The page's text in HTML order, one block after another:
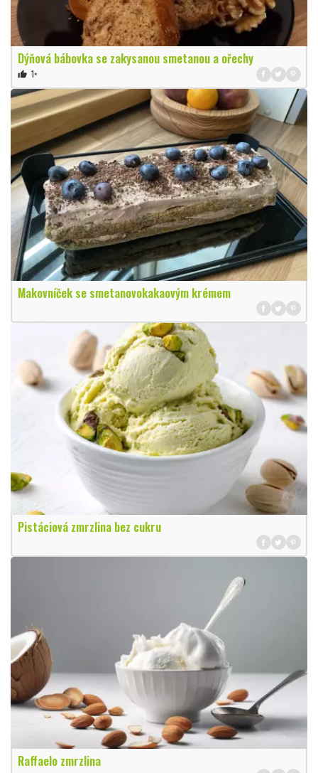
Dýňová bábovka se zakysanou smetanou a ořechy
thumb_up 1×
Makovníček se smetanovokakaovým krémem
Pistáciová zmrzlina bez cukru
Raffaelo zmrzlina